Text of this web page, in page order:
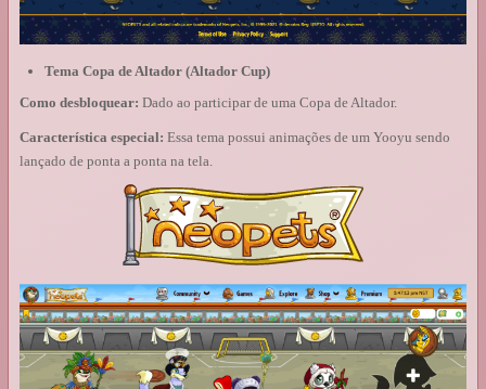
Tema Copa de Altador (Altador Cup)
Como desbloquear: Dado ao participar de uma Copa de Altador.
Característica especial: Essa tema possui animações de um Yooyu sendo
lançado de ponta a ponta na tela.